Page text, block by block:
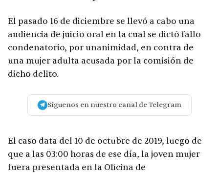
El pasado 16 de diciembre se llevó a cabo una
audiencia de juicio oral en la cual se dictó fallo
condenatorio, por unanimidad, en contra de
una mujer adulta acusada por la comisión de
dicho delito.
Síguenos en nuestro canal de Telegram
El caso data del 10 de octubre de 2019, luego de
que a las 03:00 horas de ese día, la joven mujer
fuera presentada en la Oficina de